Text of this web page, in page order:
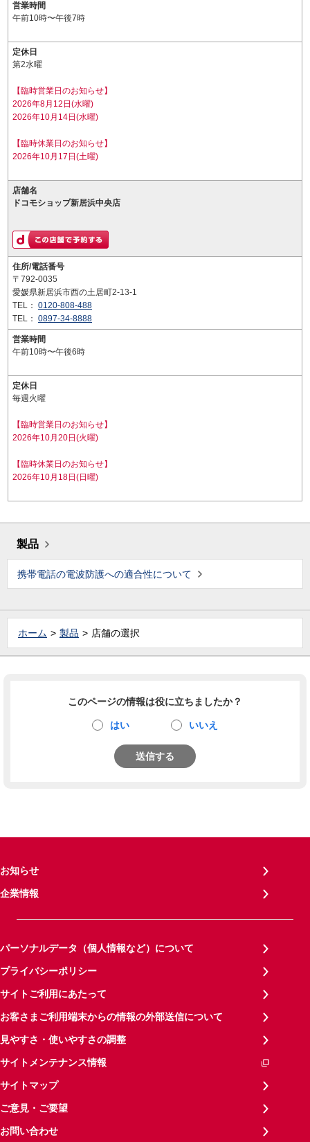
営業時間
午前10時〜午後7時
定休日
第2水曜
【臨時営業日のお知らせ】
2026年8月12日(水曜)
2026年10月14日(水曜)
【臨時休業日のお知らせ】
2026年10月17日(土曜)
店舗名
ドコモショップ新居浜中央店
住所/電話番号
〒792-0035
愛媛県新居浜市西の土居町2-13-1
TEL： 0120-808-488
TEL： 0897-34-8888
営業時間
午前10時〜午後6時
定休日
毎週火曜
【臨時営業日のお知らせ】
2026年10月20日(火曜)
【臨時休業日のお知らせ】
2026年10月18日(日曜)
製品
携帯電話の電波防護への適合性について
ホーム 製品 店舗の選択
このページの情報は役に立ちましたか？
はい いいえ
送信する
お知らせ
企業情報
パーソナルデータ（個人情報など）について
プライバシーポリシー
サイトご利用にあたって
お客さまご利用端末からの情報の外部送信について
見やすさ・使いやすさの調整
サイトメンテナンス情報
サイトマップ
ご意見・ご要望
お問い合わせ